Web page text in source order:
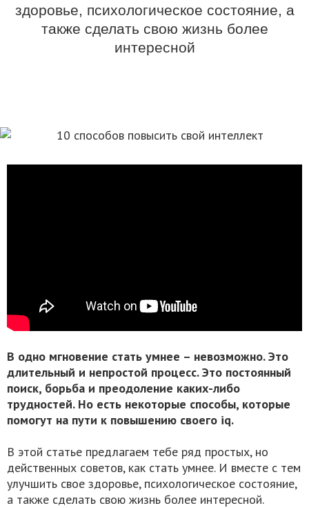
здоровье, психологическое состояние, а
также сделать свою жизнь более
интересной
В одно мгновение стать умнее – невозможно. Это
длительный и непростой процесс. Это постоянный
поиск, борьба и преодоление каких-либо
трудностей. Но есть некоторые способы, которые
помогут на пути к повышению своего iq.
В этой статье предлагаем тебе ряд простых, но
действенных советов, как стать умнее. И вместе с тем
улучшить свое здоровье, психологическое состояние,
а также сделать свою жизнь более интересной.